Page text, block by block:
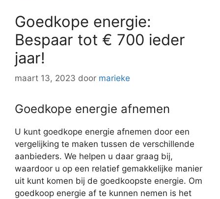
Goedkope energie:
Bespaar tot € 700 ieder
jaar!
maart 13, 2023 door marieke
Goedkope energie afnemen
U kunt goedkope energie afnemen door een
vergelijking te maken tussen de verschillende
aanbieders. We helpen u daar graag bij,
waardoor u op een relatief gemakkelijke manier
uit kunt komen bij de goedkoopste energie. Om
goedkoop energie af te kunnen nemen is het